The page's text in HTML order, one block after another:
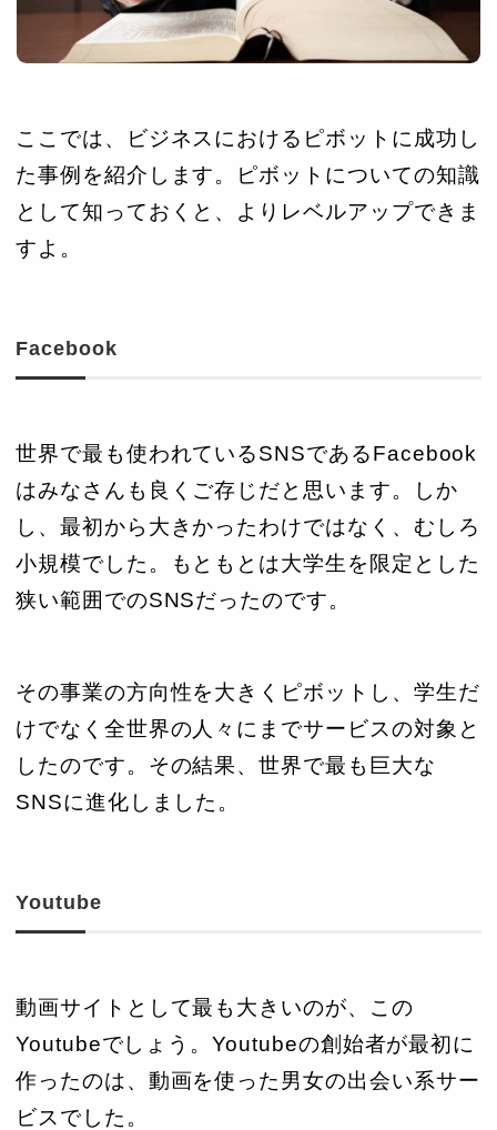
ここでは、ビジネスにおけるピボットに成功し
た事例を紹介します。ピボットについての知識
として知っておくと、よりレベルアップできま
すよ。
Facebook
世界で最も使われているSNSであるFacebook
はみなさんも良くご存じだと思います。しか
し、最初から大きかったわけではなく、むしろ
小規模でした。もともとは大学生を限定とした
狭い範囲でのSNSだったのです。
その事業の方向性を大きくピボットし、学生だ
けでなく全世界の人々にまでサービスの対象と
したのです。その結果、世界で最も巨大な
SNSに進化しました。
Youtube
動画サイトとして最も大きいのが、この
Youtubeでしょう。Youtubeの創始者が最初に
作ったのは、動画を使った男女の出会い系サー
ビスでした。